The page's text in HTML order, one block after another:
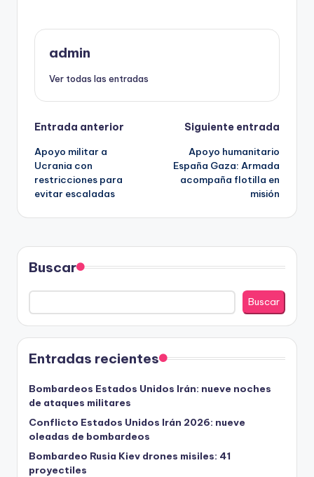
admin
Ver todas las entradas
Navegación
de
entradas
Entrada anterior
Apoyo militar a
Ucrania con
restricciones para
evitar escaladas
Siguiente entrada
Apoyo humanitario
España Gaza: Armada
acompaña flotilla en
misión
Buscar
Buscar
Entradas recientes
Bombardeos Estados Unidos Irán: nueve noches
de ataques militares
Conflicto Estados Unidos Irán 2026: nueve
oleadas de bombardeos
Bombardeo Rusia Kiev drones misiles: 41
proyectiles